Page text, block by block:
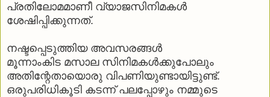
പ്രതിലോമമാണീ വ്യാജസിനിമകള്‍
ശേഷിപ്പിക്കുന്നത്.
നഷ്ടപ്പെടുത്തിയ അവസരങ്ങള്‍
മൂന്നാംകിട മസാല സിനിമകള്‍ക്കുപോലും
അതിന്റേതായൊരു വിപണിയുണ്ടായിട്ടുണ്ട്.
ഒരുപരിധികൂടി കടന്ന് പലപ്പോഴും നമ്മുടെ